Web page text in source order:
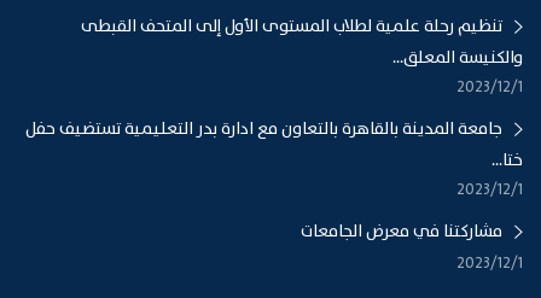
تنظيم رحلة علمية لطلاب المستوى الأول إلى المتحف القبطى
والكنيسة المعلق...
1‏‏/12‏‏/2023
جامعة المدينة بالقاهرة بالتعاون مع ادارة بدر التعليمية تستضيف حفل
ختا...
1‏‏/12‏‏/2023
مشاركتنا في معرض الجامعات
1‏‏/12‏‏/2023